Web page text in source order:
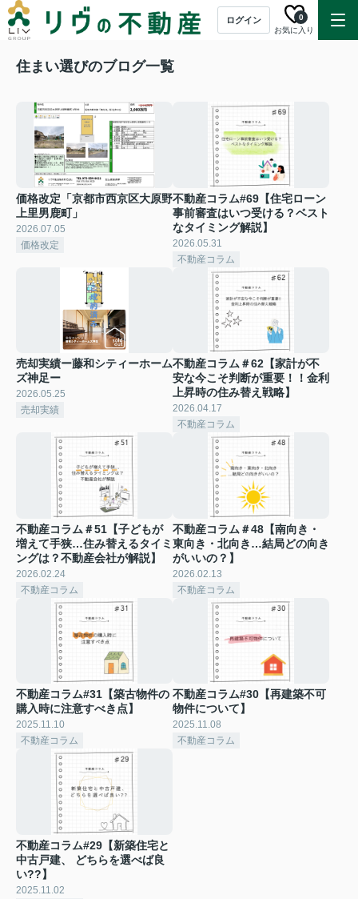
ログイン
お気に入り
0
住まい選びのブログ一覧
価格改定「京都市西京区大原野
上里男鹿町」
2026.07.05
価格改定
不動産コラム#69【住宅ローン
事前審査はいつ受ける？ベスト
なタイミング解説】
2026.05.31
不動産コラム
売却実績ー藤和シティーホーム
ズ神足ー
2026.05.25
売却実績
不動産コラム＃62【家計が不
安な今こそ判断が重要！！金利
上昇時の住み替え戦略】
2026.04.17
不動産コラム
不動産コラム＃51【子どもが
増えて手狭…住み替えるタイミ
ングは？不動産会社が解説】
2026.02.24
不動産コラム
不動産コラム＃48【南向き・
東向き・北向き…結局どの向き
がいいの？】
2026.02.13
不動産コラム
不動産コラム#31【築古物件の
購入時に注意すべき点】
2025.11.10
不動産コラム
不動産コラム#30【再建築不可
物件について】
2025.11.08
不動産コラム
不動産コラム#29【新築住宅と
中古戸建、 どちらを選べば良
い??】
2025.11.02